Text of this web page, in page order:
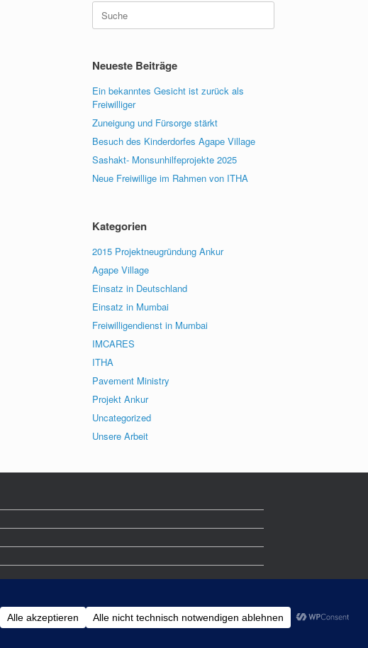
Suche
nach:
Neueste Beiträge
Ein bekanntes Gesicht ist zurück als
Freiwilliger
Zuneigung und Fürsorge stärkt
Besuch des Kinderdorfes Agape Village
Sashakt- Monsunhilfeprojekte 2025
Neue Freiwillige im Rahmen von ITHA
Kategorien
2015 Projektneugründung Ankur
Agape Village
Einsatz in Deutschland
Einsatz in Mumbai
Freiwilligendienst in Mumbai
IMCARES
ITHA
Pavement Ministry
Projekt Ankur
Uncategorized
Unsere Arbeit